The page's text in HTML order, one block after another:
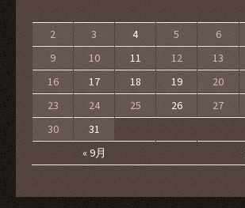
« 9月
2
3 4 5 6
9
10 11 12 13
16
17 18 19 20
23
24 25 26 27
30
31